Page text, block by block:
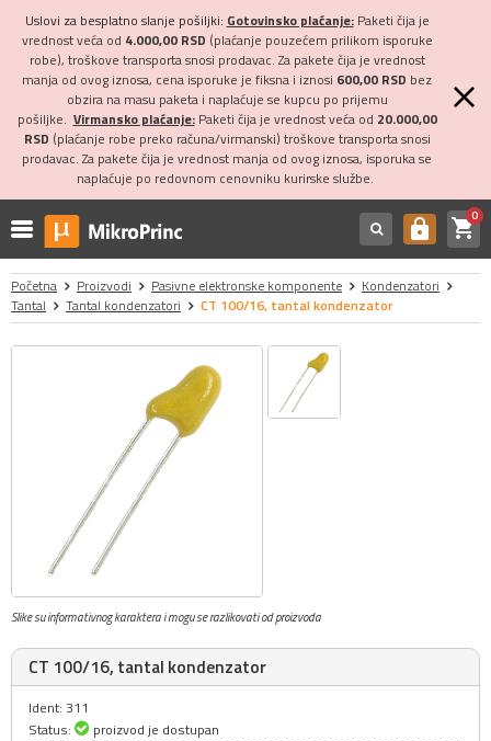
Uslovi za besplatno slanje pošiljki: Gotovinsko plaćanje:Paketi čija je
vrednost veća od 4.000,00 RSD (plaćanje pouzećem prilikom isporuke
robe), troškove transporta snosi prodavac. Za pakete čija je vrednost
manja od ovog iznosa, cena isporuke je fiksna i iznosi 600,00 RSD bez
obzira na masu paketa i naplaćuje se kupcu po prijemu
pošiljke. Virmansko plaćanje:Paketi čija je vrednost veća od 20.000,00
RSD (plaćanje robe preko računa/virmanski) troškove transporta snosi
prodavac. Za pakete čija je vrednost manja od ovog iznosa, isporuka se
naplaćuje po redovnom cenovniku kurirske službe.
https shopping_cart0
Početna Proizvodi Pasivne elektronske komponente
Kondenzatori
Tantal
Tantal kondenzatori CT 100/16, tantal kondenzator
Slike su informativnog karaktera i mogu se razlikovati od proizvoda
CT 100/16, tantal kondenzator
Ident: 311
Status:
proizvod je dostupan